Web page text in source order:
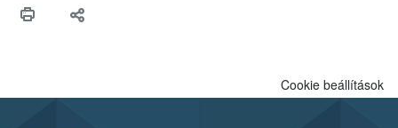
biztonsági Hivatal (Nébih) Oktatási Programja összegyűjtötte a
Cookie beállítások